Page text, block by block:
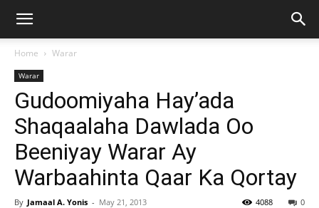
Home Warar
Warar
Gudoomiyaha Hay’ada
Shaqaalaha Dawlada Oo
Beeniyay Warar Ay
Warbaahinta Qaar Ka Qortay
By Jamaal A. Yonis - May 21, 2013 0
4088